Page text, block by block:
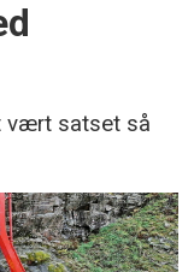
vært satset så